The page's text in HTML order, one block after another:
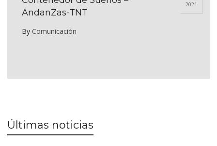
2021
AndanZas-TNT
By Comunicación
Últimas noticias